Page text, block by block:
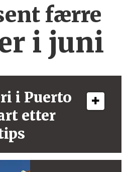
færre
i juni
i Puerto
etter